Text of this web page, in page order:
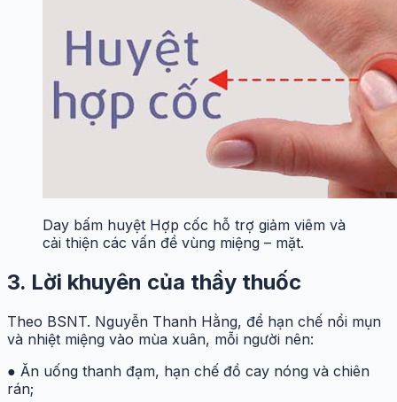
Day bấm huyệt Hợp cốc hỗ trợ giảm viêm và
cải thiện các vấn đề vùng miệng – mặt.
3. Lời khuyên của thầy thuốc
Theo BSNT. Nguyễn Thanh Hằng, để hạn chế nổi mụn
và nhiệt miệng vào mùa xuân, mỗi người nên:
● Ăn uống thanh đạm, hạn chế đồ cay nóng và chiên
rán;